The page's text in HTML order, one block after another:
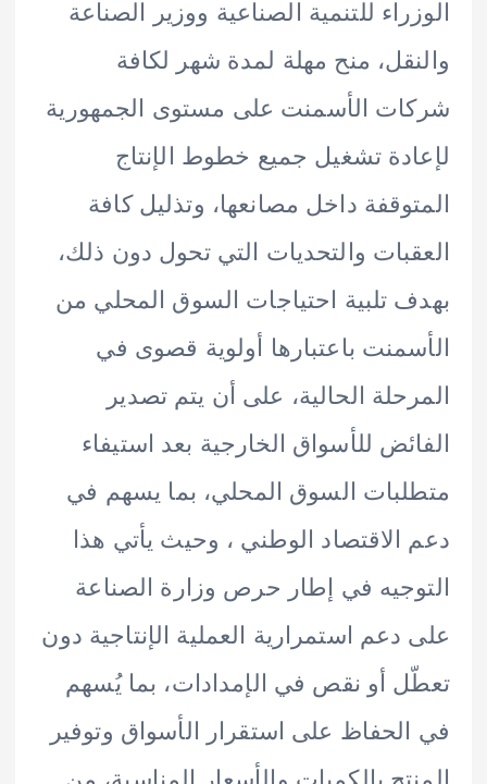
للتنمية الصناعية ووزير الصناعة
منح مهلة لمدة شهر لكافة
الأسمنت على مستوى الجمهورية
تشغيل جميع خطوط الإنتاج
داخل مصانعها، وتذليل كافة
والتحديات التي تحول دون ذلك،
تلبية احتياجات السوق المحلي من
باعتبارها أولوية قصوى في
الحالية، على أن يتم تصدير
للأسواق الخارجية بعد استيفاء
السوق المحلي، بما يسهم في
الوطني ، وحيث يأتي هذا
في إطار حرص وزارة الصناعة
استمرارية العملية الإنتاجية دون
أو نقص في الإمدادات، بما يُسهم
على استقرار الأسواق وتوفير